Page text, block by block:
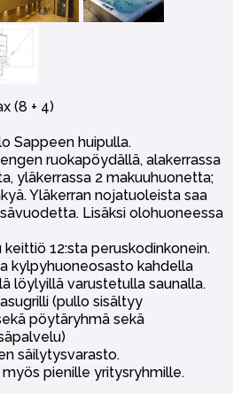
(8 + 4)
Sappeen huipulla.
ruokapöydällä, alakerrassa
yläkerrassa 2 makuuhuonetta;
Yläkerran nojatuoleista saa
Lisäksi olohuoneessa
12:sta peruskodinkonein.
kylpyhuoneosasto kahdella
löylyillä varustetulla saunalla.
(pullo sisältyy
pöytäryhmä sekä
säilytysvarasto.
pienille yritysryhmille.